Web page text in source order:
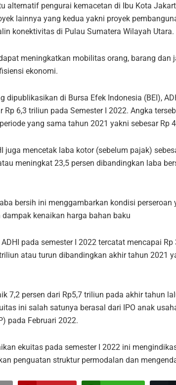
alternatif pengurai kemacetan di Ibu Kota
lainnya yang kedua yakni proyek
konektivitas di Pulau Sumatera Wilayah Utara.
meningkatkan mobilitas orang, barang dan
ekonomi.
dipublikasikan di Bursa Efek Indonesia (BEI),
Rp 6,3 triliun pada Semester I 2022. Angka
yang sama tahun 2021 yakni sebesar Rp
juga mencetak laba kotor (sebelum pajak)
meningkat 23,5 persen dibandingkan laba
bersih ini menggambarkan kondisi perseroan
kenaikan harga bahan baku
pada semester I 2022 tercatat mencapai
atau turun dibandingkan akhir tahun 2021
7,2 persen dari Rp5,7 triliun pada akhir tahun
ini salah satunya berasal dari IPO anak
pada Februari 2022.
ekuitas pada semester I 2022 ini
penguatan struktur permodalan dan